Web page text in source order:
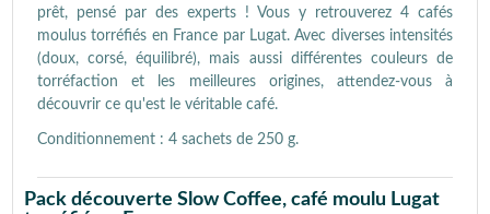
prêt, pensé par des experts ! Vous y retrouverez 4 cafés
moulus torréfiés en France par Lugat. Avec diverses intensités
(doux, corsé, équilibré), mais aussi différentes couleurs de
torréfaction et les meilleures origines, attendez-vous à
découvrir ce qu'est le véritable café.
Conditionnement : 4 sachets de 250 g.
Pack découverte Slow Coffee, café moulu Lugat